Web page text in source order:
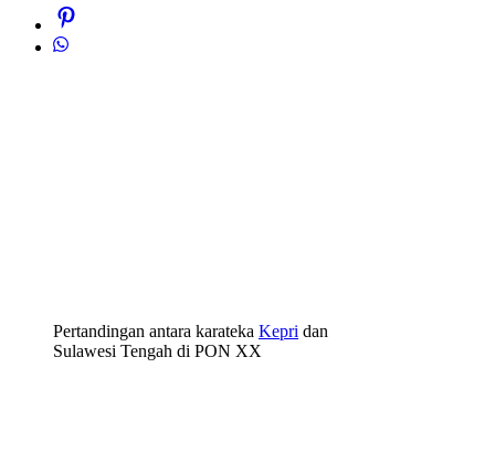
Pertandingan antara karateka Kepri dan
Sulawesi Tengah di PON XX